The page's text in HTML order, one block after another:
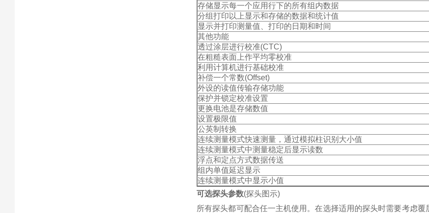
存储显示每一个应用行下的所有组内数据
分组打印以上显示和存储的数据和统计值
显示并打印测量值、打印的日期和时间
其他功能
透过涂层进行校准(CTC)
在粗糙表面上作平均零校准
利用计算机进行基础校准
补偿一个常数(Offset)
外设的读值传输存储功能
保护并锁定校准设置
更换电池是存储数值
设置极限值
公英制转换
连续测量模式快速测量，通过模拟柱识别大小值
连续测量模式中测量稳定后显示读数
浮点和定点方式数据传送
组内单值延迟显示
连续测量模式中显示小值
可选探头参数(探头图示)
所有探头都可配合任一主机使用。在选择适用的探头时需要考虑